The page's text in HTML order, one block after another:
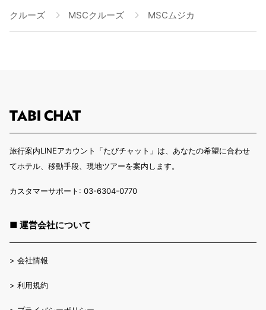
クルーズ MSCクルーズ MSCムジカ
旅行案内LINEアカウント「たびチャット」は、あなたの希望に合わせ
てホテル、移動手段、現地ツアーを案内します。
カスタマーサポート: 03-6304-0770
■ 運営会社について
> 会社情報
> 利用規約